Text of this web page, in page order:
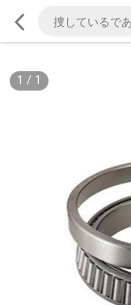
1 / 1